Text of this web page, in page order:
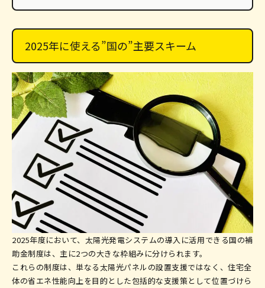
太陽光単体不可の理由と”住宅性能”要件（断熱・
併用可否・地域別の実務ポイント
国×自治体の併用原則と例外（自治体側規定の確
認が必須）
終了・競争率の高い補助の動向と東京都の厚い制
度の活用
まとめ
2025年に使える”国の”主要スキーム
2025年度において、太陽光発電システムの導入に活用できる国の補
助金制度は、主に2つの大きな枠組みに分けられます。
これらの制度は、単なる太陽光パネルの設置支援ではなく、住宅全
体の省エネ性能向上を目的とした包括的な支援策として位置づけら